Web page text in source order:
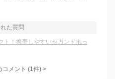
た質問
ト！携帯しやすいセカンド抱っ
コメント (1件) >